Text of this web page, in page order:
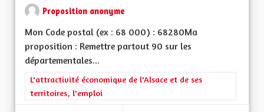
Proposition anonyme
Mon Code postal (ex : 68 000) : 68280Ma
proposition : Remettre partout 90 sur les
départementales...
Filtrer les résultats de la catégorie : L'attractivité
L'attractivité économique de l'Alsace et de ses
territoires, l'emploi